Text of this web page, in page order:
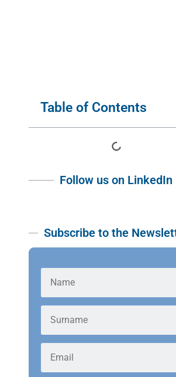
Table of Contents
Follow us on LinkedIn
Subscribe to the